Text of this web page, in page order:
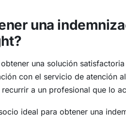
una
una solución
con el servicio de atención
a un profesional que lo
ideal para obtener una